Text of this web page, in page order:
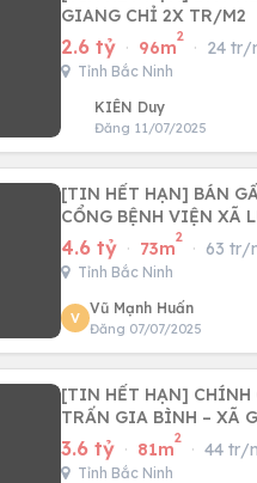
GIANG CHỈ 2X TR/M2
2.6 tỷ · 96m
2
· 24 tr/
Tỉnh Bắc Ninh
KIÊN Duy
Đăng 11/07/2025
[TIN HẾT HẠN] BÁN
CỔNG BỆNH VIỆN XÃ
4.6 tỷ · 73m
2
· 63 tr/
Tỉnh Bắc Ninh
V
Vũ Mạnh Huấn
Đăng 07/07/2025
[TIN HẾT HẠN] CHÍNH
TRẤN GIA BÌNH – XÃ
3.6 tỷ · 81m
2
· 44 tr/
Tỉnh Bắc Ninh